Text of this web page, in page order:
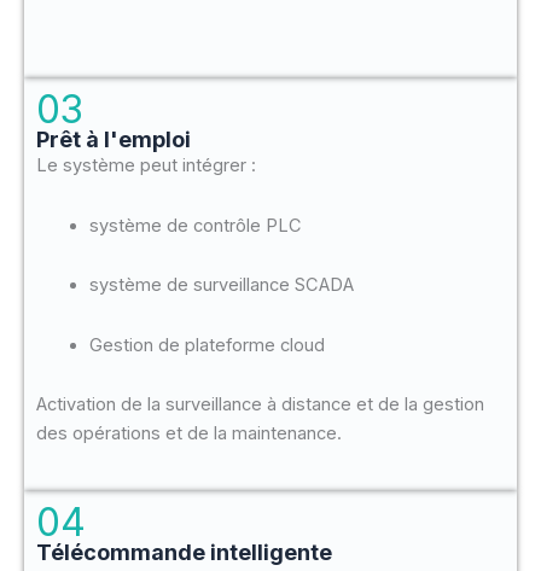
03
Prêt à l'emploi
Le système peut intégrer :
système de contrôle PLC
système de surveillance SCADA
Gestion de plateforme cloud
Activation de la surveillance à distance et de la gestion
des opérations et de la maintenance.
04
Télécommande intelligente